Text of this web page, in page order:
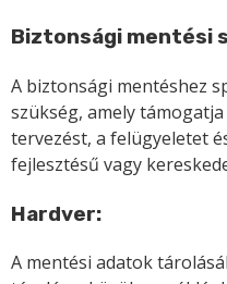
Biztonsági mentési
A biztonsági mentéshez
szükség, amely
tervezést, a felügyeletet
fejlesztésű vagy
Hardver:
A mentési adatok